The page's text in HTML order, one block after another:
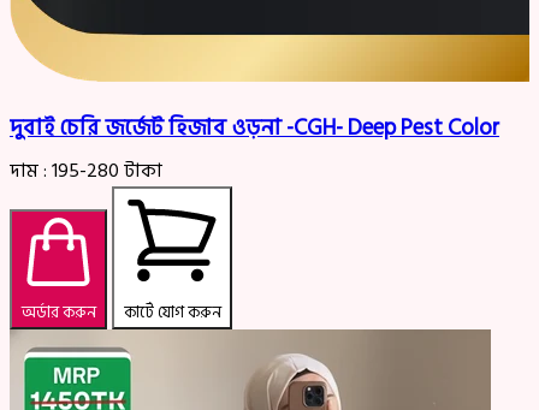
দুবাই চেরি জর্জেট হিজাব ওড়না -CGH- Deep Pest Color
দাম :195-280টাকা
অর্ডার করুন কার্টে যোগ করুন